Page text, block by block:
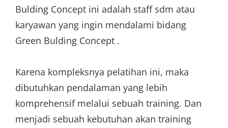
Bulding Concept ini adalah staff sdm atau
karyawan yang ingin mendalami bidang
Green Bulding Concept .
Karena kompleksnya pelatihan ini, maka
dibutuhkan pendalaman yang lebih
komprehensif melalui sebuah training. Dan
menjadi sebuah kebutuhan akan training